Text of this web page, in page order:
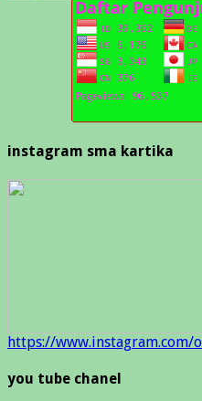
instagram sma kartika
https://www.instagram.com/
you tube chanel